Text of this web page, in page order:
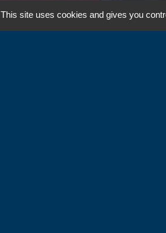
This site uses cookies and gives you